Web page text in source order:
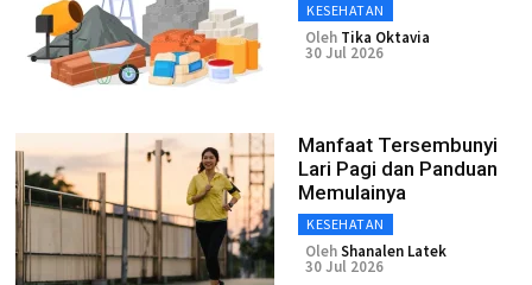
KESEHATAN
Oleh Tika Oktavia
30 Jul 2026
Manfaat Tersembunyi
Lari Pagi dan Panduan
Memulainya
KESEHATAN
OlehShanalen Latek
30 Jul 2026